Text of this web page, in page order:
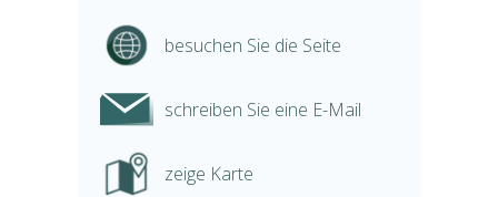
besuchen Sie die Seite
schreiben Sie eine E-Mail
zeige Karte